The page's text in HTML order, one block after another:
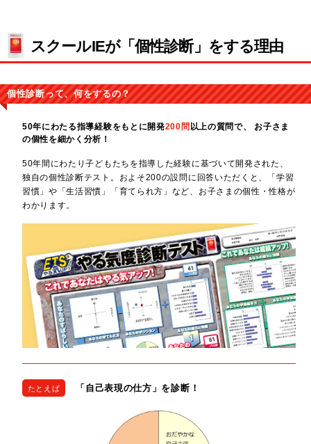
スクールIEが「個性診断」をする理由
個性診断って、何をするの？
50年にわたる指導経験をもとに開発200問 以上の質問で、 お子さま
の個性を細かく分析！
50年間にわたり子どもたちを指導した経験に基づいて開発された、
独自の個性診断テスト。およそ200の設問に回答いただくと、「学習
習慣」や「生活習慣」「育てられ方」など、お子さまの個性・性格が
わかります。
たとえば 「自己表現の仕方」を診断！